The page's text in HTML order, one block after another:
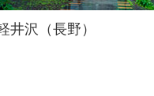
井沢（長野）